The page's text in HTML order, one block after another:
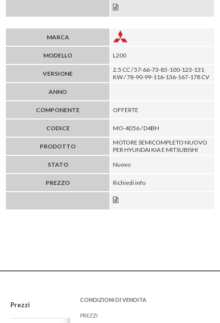
MARCA
MODELLO L200
VERSIONE
2.5 CC / 57-66-73-85-100-123-131
KW / 78-90-99-116-136-167-178 CV
ANNO
COMPONENTE OFFERTE
CODICE MO-4D56 / D4BH
PRODOTTO
MOTORE SEMICOMPLETO NUOVO
PER HYUNDAI KIA E MITSUBISHI
STATO
Nuovo
PREZZO Richiedi info
Prezzi
CONDIZIONI DI VENDITA
PREZZI